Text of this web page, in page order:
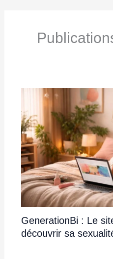
GenerationBi : Le
découvrir sa